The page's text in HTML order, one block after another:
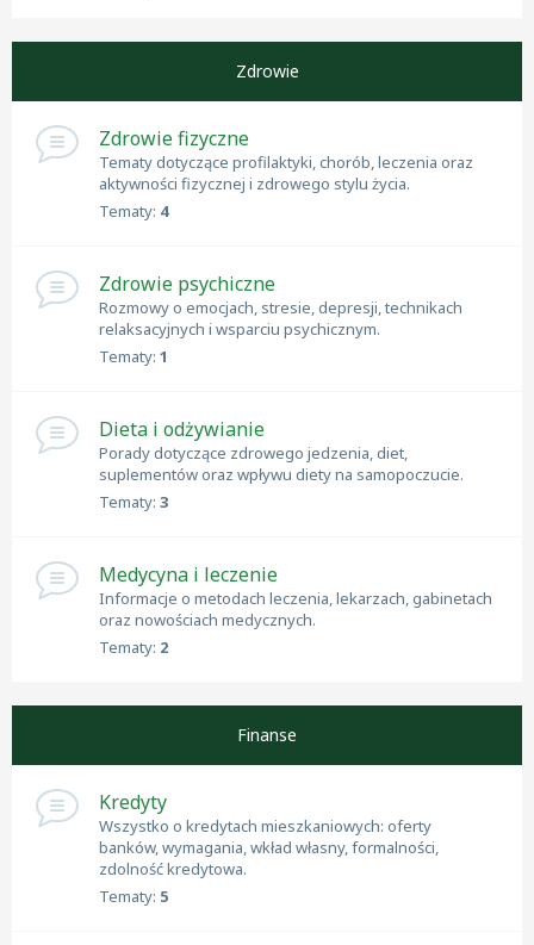
Zdrowie
Zdrowie fizyczne
Tematy dotyczące profilaktyki, chorób, leczenia oraz
aktywności fizycznej i zdrowego stylu życia.
Tematy: 4
Zdrowie psychiczne
Rozmowy o emocjach, stresie, depresji, technikach
relaksacyjnych i wsparciu psychicznym.
Tematy: 1
Dieta i odżywianie
Porady dotyczące zdrowego jedzenia, diet,
suplementów oraz wpływu diety na samopoczucie.
Tematy: 3
Medycyna i leczenie
Informacje o metodach leczenia, lekarzach, gabinetach
oraz nowościach medycznych.
Tematy: 2
Finanse
Kredyty
Wszystko o kredytach mieszkaniowych: oferty
banków, wymagania, wkład własny, formalności,
zdolność kredytowa.
Tematy: 5